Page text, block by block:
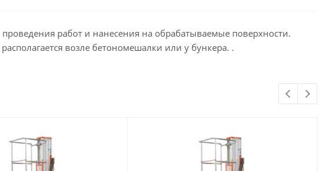
работ и нанесения на обрабатываемые поверхности.
возле бетономешалки или у бункера. .